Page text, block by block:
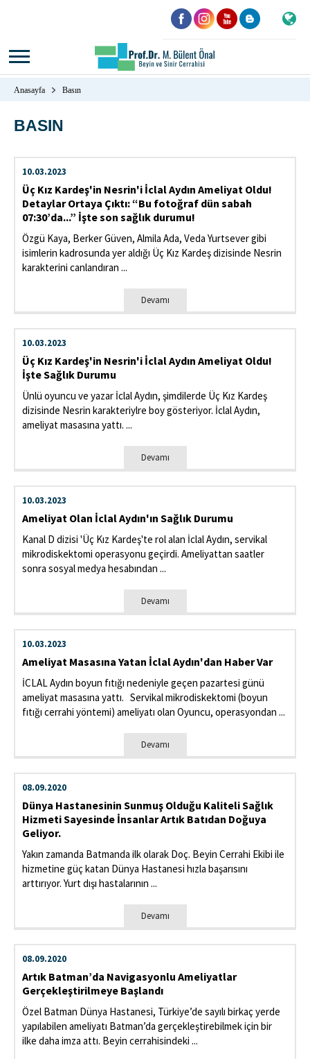
Anasayfa Basın
BASIN
10.03.2023
Üç Kız Kardeş'in Nesrin'i İclal Aydın Ameliyat Oldu!
Detaylar Ortaya Çıktı: “Bu fotoğraf dün sabah
07:30’da...” İşte son sağlık durumu!
Özgü Kaya, Berker Güven, Almila Ada, Veda Yurtsever gibi
isimlerin kadrosunda yer aldığı Üç Kız Kardeş dizisinde Nesrin
karakterini canlandıran ...
Devamı
10.03.2023
Üç Kız Kardeş'in Nesrin'i İclal Aydın Ameliyat Oldu!
İşte Sağlık Durumu
Ünlü oyuncu ve yazar İclal Aydın, şimdilerde Üç Kız Kardeş
dizisinde Nesrin karakteriylre boy gösteriyor. İclal Aydın,
ameliyat masasına yattı. ...
Devamı
10.03.2023
Ameliyat Olan İclal Aydın'ın Sağlık Durumu
Kanal D dizisi 'Üç Kız Kardeş'te rol alan İclal Aydın, servikal
mikrodiskektomi operasyonu geçirdi. Ameliyattan saatler
sonra sosyal medya hesabından ...
Devamı
10.03.2023
Ameliyat Masasına Yatan İclal Aydın'dan Haber Var
İCLAL Aydın boyun fıtığı nedeniyle geçen pazartesi günü
ameliyat masasına yattı. Servikal mikrodiskektomi (boyun
fıtığı cerrahi yöntemi) ameliyatı olan Oyuncu, operasyondan ...
Devamı
08.09.2020
Dünya Hastanesinin Sunmuş Olduğu Kaliteli Sağlık
Hizmeti Sayesinde İnsanlar Artık Batıdan Doğuya
Geliyor.
Yakın zamanda Batmanda ilk olarak Doç. Beyin Cerrahi Ekibi ile
hizmetine güç katan Dünya Hastanesi hızla başarısını
arttırıyor. Yurt dışı hastalarının ...
Devamı
08.09.2020
Artık Batman’da Navigasyonlu Ameliyatlar
Gerçekleştirilmeye Başlandı
Özel Batman Dünya Hastanesi, Türkiye’de sayılı birkaç yerde
yapılabilen ameliyatı Batman’da gerçekleştirebilmek için bir
ilke daha imza attı. Beyin cerrahisindeki ...